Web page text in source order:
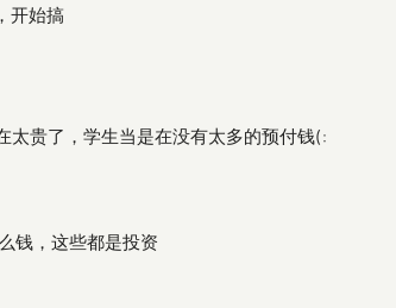
开始搞
太贵了，学生当是在没有太多的预付钱(:
钱，这些都是投资